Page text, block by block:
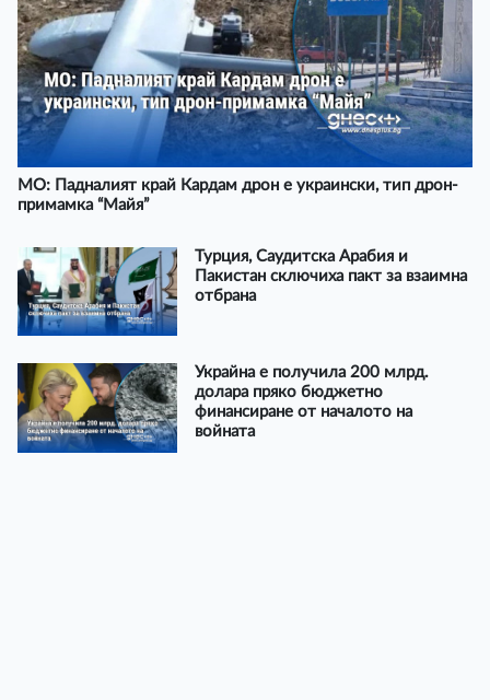
МО: Падналият край Кардам дрон е украински, тип дрон-
примамка “Майя”
Турция, Саудитска Арабия и
Пакистан сключиха пакт за взаимна
отбрана
Украйна е получила 200 млрд.
долара пряко бюджетно
финансиране от началото на
войната